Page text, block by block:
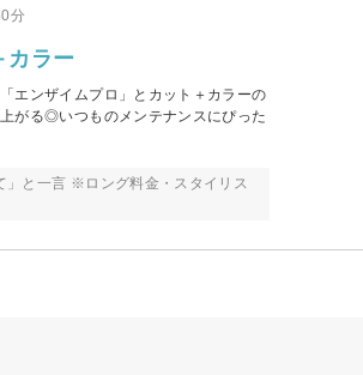
分
カラー
エンザイムプロ」とカット＋カラーの
がる◎いつものメンテナンスにぴった
」と一言 ※ロング料金・スタイリス